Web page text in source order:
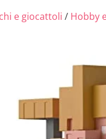
e giocattoli / Hobby